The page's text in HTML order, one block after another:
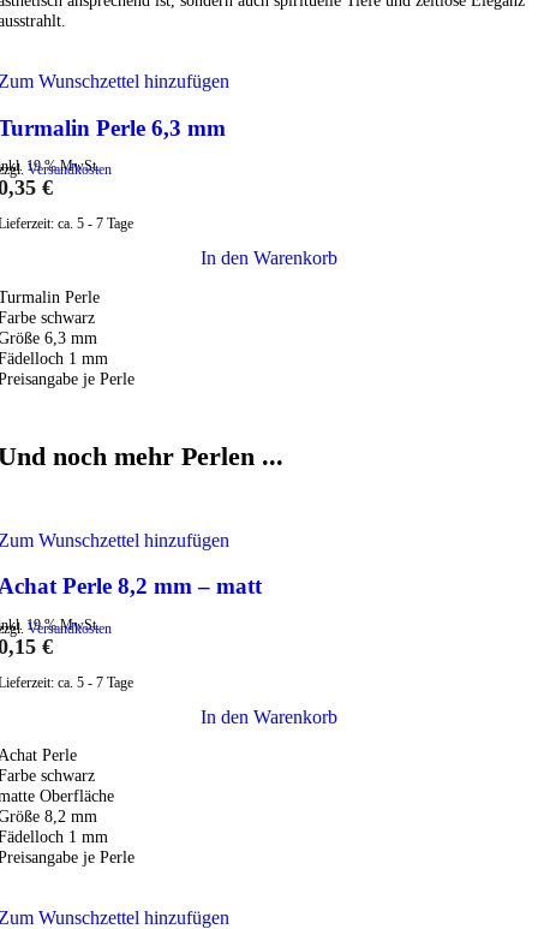
Wunschzettel hinzufügen
Perle 6,3 mm
19 % MwSt.
Versandkosten
€
ca. 5 - 7 Tage
In den Warenkorb
Perle
schwarz
6,3 mm
1 mm
je Perle
noch mehr Perlen ...
Wunschzettel hinzufügen
Perle 8,2 mm – matt
19 % MwSt.
Versandkosten
€
ca. 5 - 7 Tage
In den Warenkorb
Perle
schwarz
Oberfläche
8,2 mm
1 mm
je Perle
Wunschzettel hinzufügen